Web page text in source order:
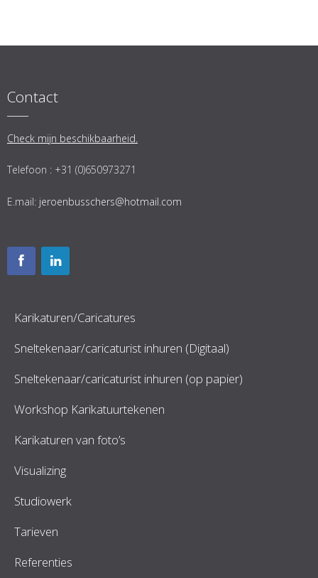
Contact
Check mijn beschikbaarheid.
Telefoon : +31 (0)650973271
E.mail: jeroenbusschers@hotmail.com
Karikaturen/Caricatures
Sneltekenaar/caricaturist inhuren (Digitaal)
Sneltekenaar/caricaturist inhuren (op papier)
Workshop Karikatuurtekenen
Karikaturen van foto’s
Visualizing
Studiowerk
Tarieven
Referenties